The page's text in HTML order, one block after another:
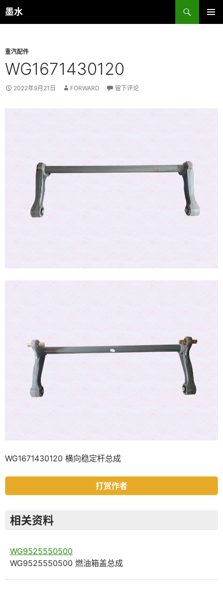
跳
至
墨水
搜
索
重汽配件
WG1671430120
2022年9月21日 FORWARD 留下评论
WG1671430120 横向稳定杆总成
打赏作者
相关资料
WG9525550500
WG9525550500 燃油箱盖总成